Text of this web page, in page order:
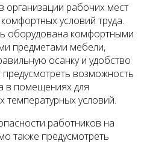
рабочих мест
условий труда.
оборудована комфортными
предметами мебели,
осанку и удобство
предусмотреть возможность
в помещениях для
условий.
работников на
также предусмотреть